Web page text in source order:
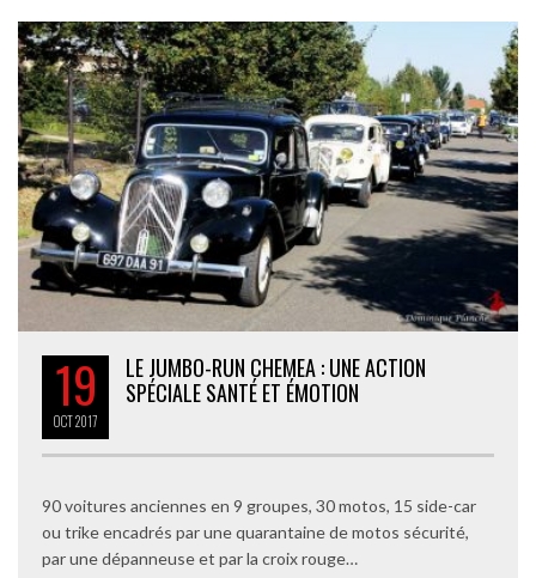
19
OCT2017
LE JUMBO-RUN CHEMEA : UNE ACTION
SPÉCIALE SANTÉ ET ÉMOTION
90 voitures anciennes en 9 groupes, 30 motos, 15 side-car
ou trike encadrés par une quarantaine de motos sécurité,
par une dépanneuse et par la croix rouge…